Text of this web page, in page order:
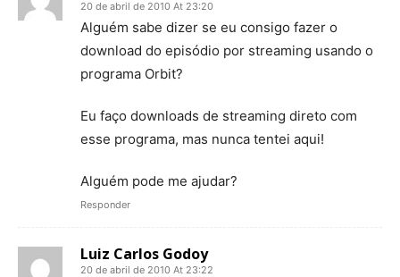
20 de abril de 2010 At 23:20
Alguém sabe dizer se eu consigo fazer o
download do episódio por streaming usando o
programa Orbit?
Eu faço downloads de streaming direto com
esse programa, mas nunca tentei aqui!
Alguém pode me ajudar?
Responder
Luiz Carlos Godoy
20 de abril de 2010 At 23:22